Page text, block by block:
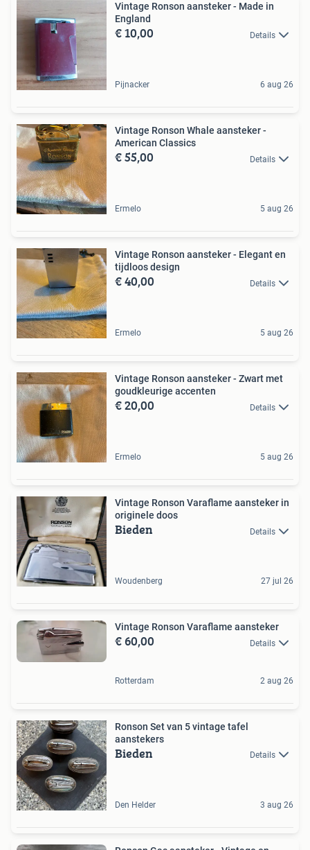
Vintage Ronson aansteker - Made in
England
€ 10,00 Details
Pijnacker 6 aug 26
Vintage Ronson Whale aansteker -
American Classics
€ 55,00 Details
Ermelo 5 aug 26
Vintage Ronson aansteker - Elegant en
tijdloos design
€ 40,00 Details
Ermelo 5 aug 26
Vintage Ronson aansteker - Zwart met
goudkleurige accenten
€ 20,00 Details
Ermelo 5 aug 26
Vintage Ronson Varaflame aansteker in
originele doos
Bieden Details
Woudenberg 27 jul 26
Vintage Ronson Varaflame aansteker
€ 60,00 Details
Rotterdam 2 aug 26
Ronson Set van 5 vintage tafel
aanstekers
Bieden Details
Den Helder 3 aug 26